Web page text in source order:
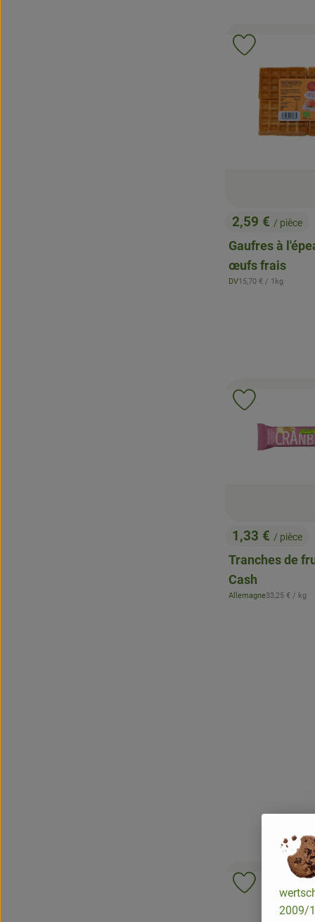
, Prix:
2,59 € / pièce
Gaufres à
œufs frais
, Origine:
DV, Prix de référence:
15,70 € / 1kg
, Prix:
1,33 € / pièce
Tranches de
Cash
, Origine:
Allemagne, Prix de
33,25 € / kg
Ajouter le
2009/